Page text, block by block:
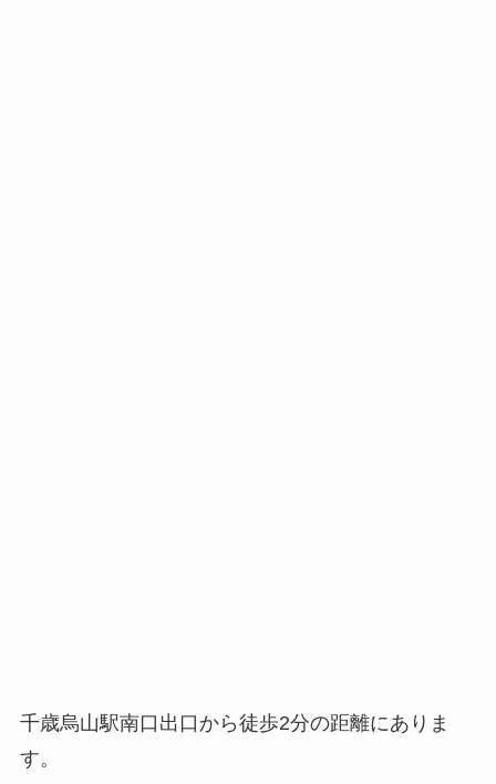
千歳烏山駅南口出口から徒歩2分の距離にありま
す。